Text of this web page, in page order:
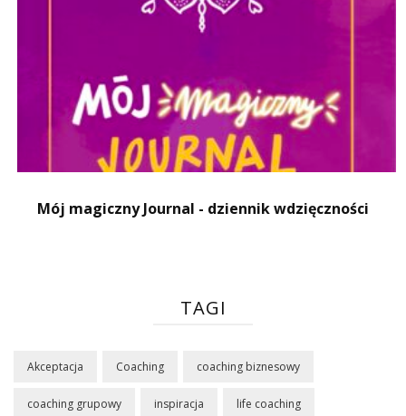
Mój magiczny Journal - dziennik wdzięczności
TAGI
Akceptacja Coaching coaching biznesowy
coaching grupowy inspiracja life coaching